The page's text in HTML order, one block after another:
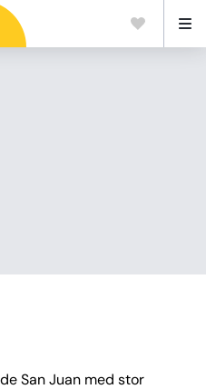
San Juan med stor